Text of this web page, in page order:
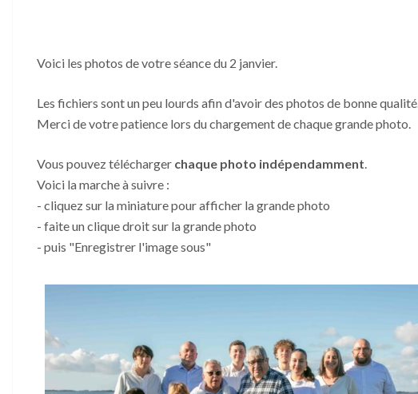
Voici les photos de votre séance du 2 janvier.
Les fichiers sont un peu lourds afin d'avoir des photos de bonne qualité.
Merci de votre patience lors du chargement de chaque grande photo.
Vous pouvez télécharger chaque photo indépendamment
Voici la marche à suivre :
- cliquez sur la miniature pour afficher la grande photo
- faite un clique droit sur la grande photo
- puis "Enregistrer l'image sous"